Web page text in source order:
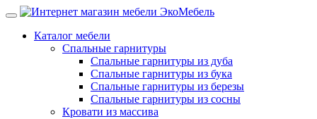
Каталог мебели
Спальные гарнитуры
Спальные гарнитуры из дуба
Спальные гарнитуры из бука
Спальные гарнитуры из березы
Спальные гарнитуры из сосны
Кровати из массива